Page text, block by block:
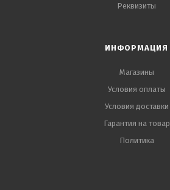
Реквизиты
ИНФОРМАЦИЯ
Магазины
Условия оплаты
Условия доставки
Гарантия на товар
Политика